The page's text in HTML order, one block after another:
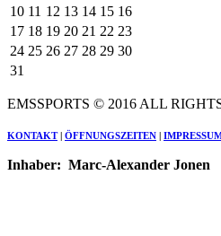
10 11 12 13 14 15 16
17 18 19 20 21 22 23
24 25 26 27 28 29 30
31
EMSSPORTS © 2016 ALL
KONTAKT| ÖFFNUNGSZEITEN |
Inhaber: Marc-Alexander Jonen